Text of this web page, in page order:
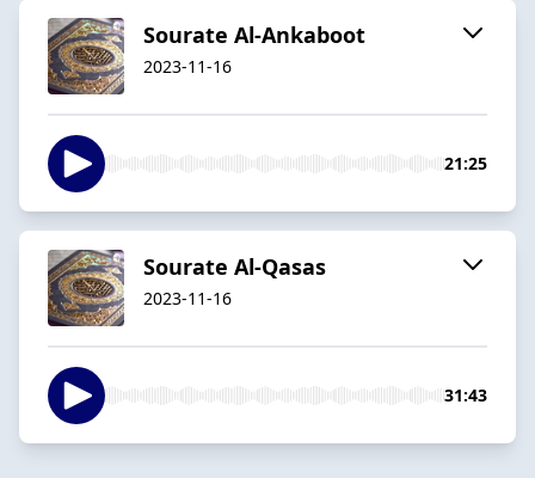
Sourate Al-Ankaboot
2023-11-16
21:25
Sourate Al-Qasas
2023-11-16
31:43